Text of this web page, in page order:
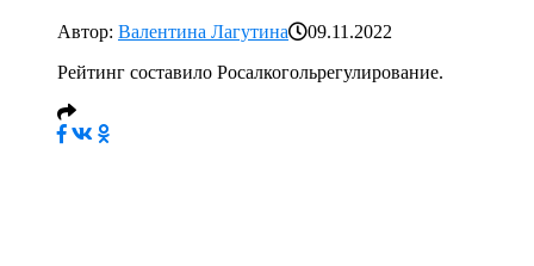
Автор: Валентина Лагутина
09.11.2022
Рейтинг составило Росалкогольрегулирование.